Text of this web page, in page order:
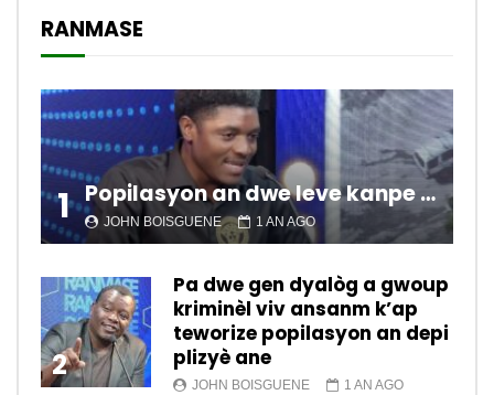
RANMASE
1 Popilasyon an dwe leve kanpe pou chanje sitiyasyon kawotik l’ap viv nan peyi a.
JOHN BOISGUENE 1 AN AGO
2
Pa dwe gen dyalòg a gwoup
kriminèl viv ansanm k’ap
teworize popilasyon an depi
plizyè ane
JOHN BOISGUENE 1 AN AGO